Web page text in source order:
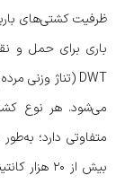
ظرفیت کشتی‌های
باری برای حمل و
می‌شود. هر نوع
متفاوتی دارد؛
بیش از ۲۰